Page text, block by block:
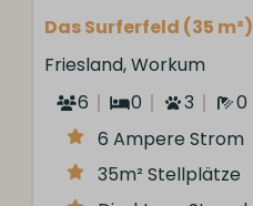
Das Surferfeld (35 m²)
Friesland, Workum
6
0 3
0
6 Ampere Strom
35m² Stellplätze